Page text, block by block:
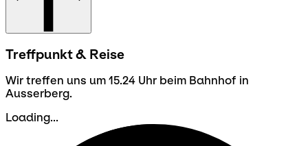
Treffpunkt & Reise
Wir treffen uns um 15.24 Uhr beim Bahnhof in
Ausserberg.
Loading...